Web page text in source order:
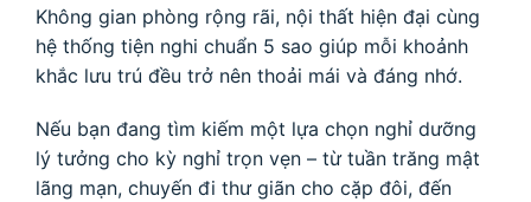
Không gian phòng rộng rãi, nội thất hiện đại cùng
hệ thống tiện nghi chuẩn 5 sao giúp mỗi khoảnh
khắc lưu trú đều trở nên thoải mái và đáng nhớ.
Nếu bạn đang tìm kiếm một lựa chọn nghỉ dưỡng
lý tưởng cho kỳ nghỉ trọn vẹn – từ tuần trăng mật
lãng mạn, chuyến đi thư giãn cho cặp đôi, đến